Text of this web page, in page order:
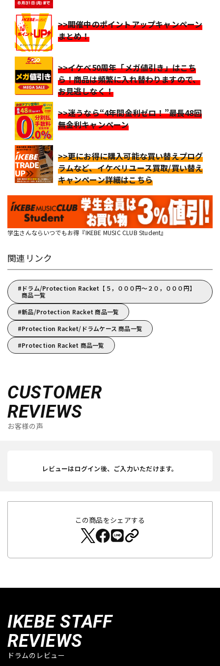
>>開催中のポイントアップキャンペーン
まとめ！
>>イケベ50周年「メガ値引き」はこち
ら！商品は頻繁に入れ替わりますので、
お見逃しなく！
>>迷うなら“4年間金利ゼロ！”最長48回
無金利キャンペーン
>>更にお得に購入可能な買い替えプログ
ラムなど、イケベリユース買取/買い替え
キャンペーン詳細はこちら
学生さんならいつでもお得『IKEBE MUSIC CLUB Student』
関連リンク
ドラム/Protection Racket【５，０００円～２０，０００円】
商品一覧
新品/Protection Racket 商品一覧
Protection Racket/ドラムケース 商品一覧
Protection Racket 商品一覧
CUSTOMER
REVIEWS
お客様の声
レビューはログイン後、ご入力いただけます。
この商品をシェアする
IKEBE STAFF
REVIEWS
ドラムのレビュー